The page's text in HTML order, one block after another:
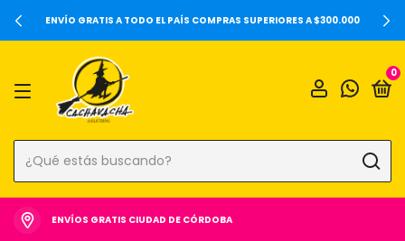
ENVÍO GRATIS A TODO EL PAÍS COMPRAS SUPERIORES A $300.000
0
ENVÍOS GRATIS CIUDAD DE CÓRDOBA